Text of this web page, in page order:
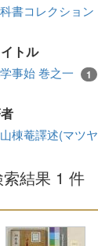
書コレクション
トル
事始 巻之一 1
棟菴譯述(マツ
結果 1 件